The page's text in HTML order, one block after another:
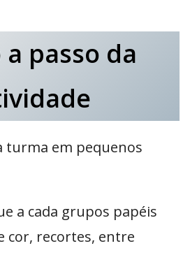
a passo da
turma em pequenos
a cada grupos papéis
cor, recortes, entre